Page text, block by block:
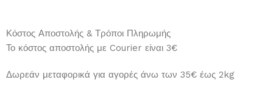
Κόστος Αποστολής & Τρόποι Πληρωμής
Το κόστος αποστολής με Courier είναι 3€
Δωρεάν μεταφορικά για αγορές άνω των 35€ έως 2kg